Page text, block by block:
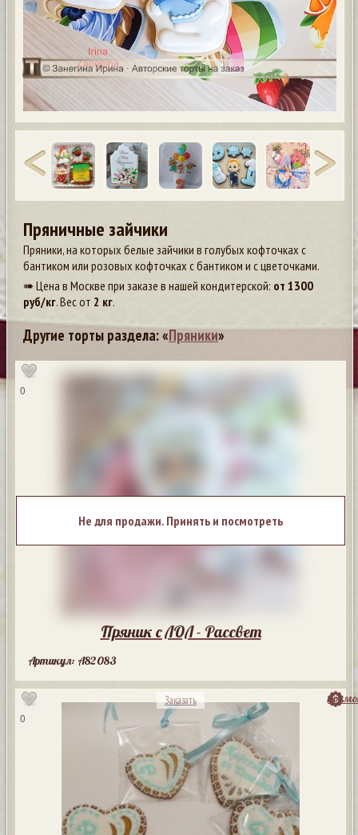
Пряничные зайчики
Пряники, на которых белые зайчики в голубых кофточках с
бантиком или розовых кофточках с бантиком и с цветочками.
➠ Цена в Москве при заказе в нашей кондитерской: от 1300
руб/кг. Вес от 2 кг.
Другие торты раздела: «Пряники»
0
Не для продажи. Принять и посмотреть
Пряник с ЛОЛ - Рассвет
Артикул: A82083
0
Заказать